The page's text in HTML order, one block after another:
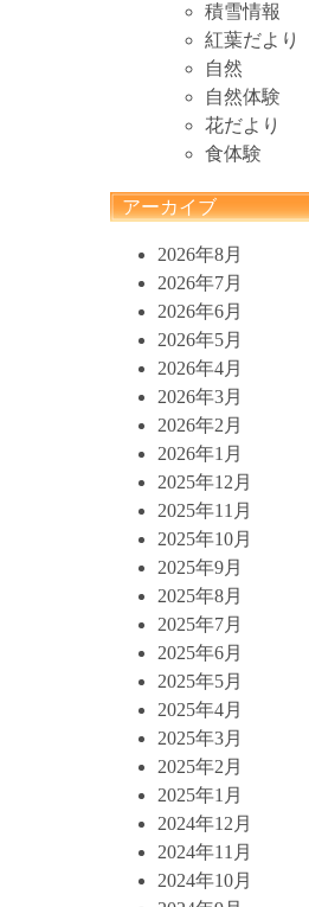
積雪情報
紅葉だより
自然
自然体験
花だより
食体験
アーカイブ
2026年8月
2026年7月
2026年6月
2026年5月
2026年4月
2026年3月
2026年2月
2026年1月
2025年12月
2025年11月
2025年10月
2025年9月
2025年8月
2025年7月
2025年6月
2025年5月
2025年4月
2025年3月
2025年2月
2025年1月
2024年12月
2024年11月
2024年10月